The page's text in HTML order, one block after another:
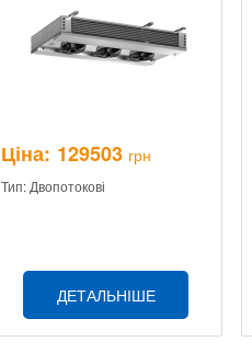
Ціна: 129503 грн
Тип: Двопотокові
ДЕТАЛЬНІШЕ